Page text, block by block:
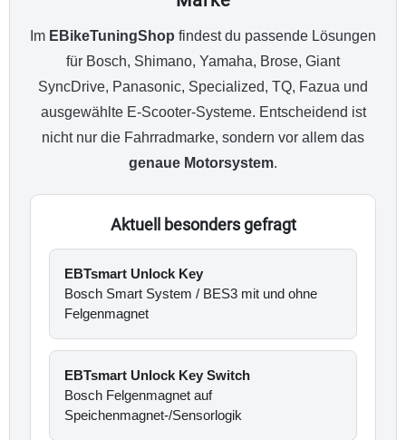
Im EBikeTuningShop findest du passende Lösungen
für Bosch, Shimano, Yamaha, Brose, Giant
SyncDrive, Panasonic, Specialized, TQ, Fazua und
ausgewählte E-Scooter-Systeme. Entscheidend ist
nicht nur die Fahrradmarke, sondern vor allem das
genaue Motorsystem.
Aktuell besonders gefragt
EBTsmart Unlock Key
Bosch Smart System / BES3 mit und ohne
Felgenmagnet
EBTsmart Unlock Key Switch
Bosch Felgenmagnet auf
Speichenmagnet-/Sensorlogik